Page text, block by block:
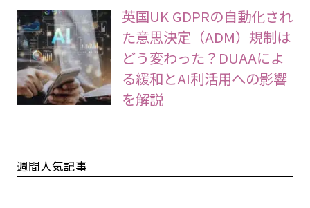
英国UK GDPRの自動化され
た意思決定（ADM）規制は
どう変わった？DUAAによ
る緩和とAI利活用への影響
を解説
週間人気記事